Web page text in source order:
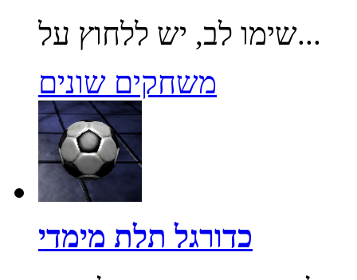
שימו לב, יש ללחוץ על...
משחקים שונים
כדורגל תלת מימדי